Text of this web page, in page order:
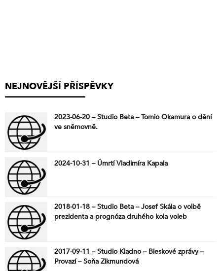
NEJNOVĚJŠÍ PŘÍSPĚVKY
2023-06-20 – Studio Beta – Tomio Okamura o dění
ve sněmovně.
2024-10-31 – Úmrtí Vladimíra Kapala
2018-01-18 – Studio Beta – Josef Skála o volbě
prezidenta a prognóza druhého kola voleb
2017-09-11 – Studio Kladno – Bleskové zprávy –
Provazí – Soňa Zikmundová